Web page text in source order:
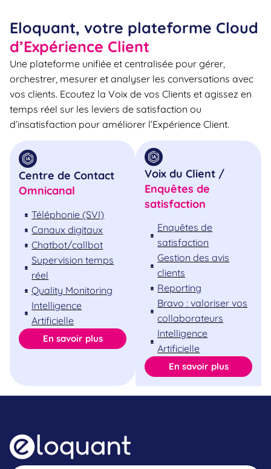
Eloquant, votre plateforme Cloud
d’Expérience Client
Une plateforme unifiée et centralisée pour gérer,
orchestrer, mesurer et analyser les conversations avec
vos clients. Ecoutez la Voix de vos Clients et agissez en
temps réel sur les leviers de satisfaction ou
d’insatisfaction pour améliorer l’Expérience Client.
Centre de Contact
Omnicanal
Téléphonie (SVI)
Canaux digitaux
Chatbot/callbot
Supervision temps
réel
Quality Monitoring
Intelligence
Artificielle
En savoir plus
Voix du Client /
Enquêtes de
satisfaction
Enquêtes de
satisfaction
Gestion des avis
clients
Reporting
Bravo : valoriser vos
collaborateurs
Intelligence
Artificielle
En savoir plus